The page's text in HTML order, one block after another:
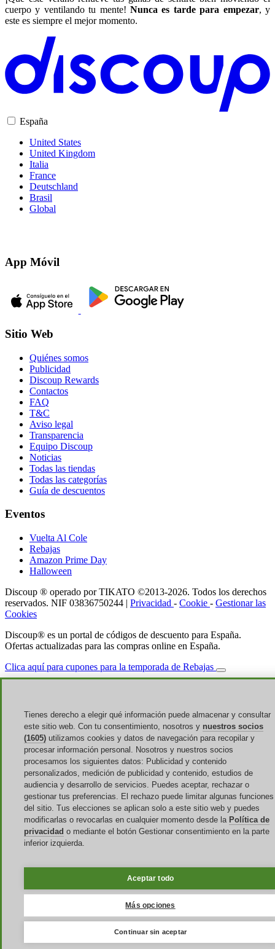
cuerpo y ventilando tu mente! Nunca es tarde para empezar, y
este es siempre el mejor momento.
España
United States
United Kingdom
Italia
France
Deutschland
Brasil
Global
App Móvil
Sitio Web
Quiénes somos
Publicidad
Discoup Rewards
Contactos
FAQ
T&C
Aviso legal
Transparencia
Equipo Discoup
Noticias
Todas las tiendas
Todas las categorías
Guía de descuentos
Eventos
Vuelta Al Cole
Rebajas
Amazon Prime Day
Halloween
Discoup ® operado por TIKATO ©2013-2026. Todos los derechos
reservados. NIF 03836750244 | Privacidad - Cookie - Gestionar las
Cookies
Discoup® es un portal de códigos de descuento para España.
Ofertas actualizadas para las compras online en España.
Clica aquí para cupones para la temporada de Rebajas
Tienes derecho a elegir qué información puede almacenar y consultar
este sitio web. Con tu consentimiento, nosotros y nuestros socios
(1605) utilizamos cookies y datos de navegación para recopilar y
procesar información personal. Nosotros y nuestros socios
procesamos los siguientes datos: Publicidad y contenido
personalizados, medición de publicidad y contenido, estudios de
audiencia y desarrollo de servicios. Puedes aceptar, rechazar o
gestionar tus preferencias. El rechazo puede limitar algunas funciones
del sitio. Tus elecciones se aplican solo a este sitio web y puedes
modificarlas o revocarlas en cualquier momento desde la Política de
privacidad o mediante el botón Gestionar consentimiento en la parte
inferior izquierda.
Aceptar todo
Más opciones
Continuar sin aceptar